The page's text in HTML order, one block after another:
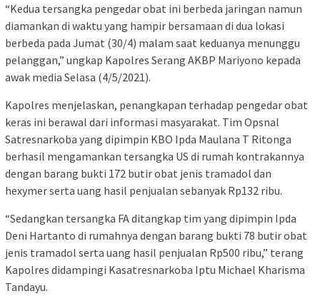
“Kedua tersangka pengedar obat ini berbeda jaringan namun
diamankan di waktu yang hampir bersamaan di dua lokasi
berbeda pada Jumat (30/4) malam saat keduanya menunggu
pelanggan,” ungkap Kapolres Serang AKBP Mariyono kepada
awak media Selasa (4/5/2021).
Kapolres menjelaskan, penangkapan terhadap pengedar obat
keras ini berawal dari informasi masyarakat. Tim Opsnal
Satresnarkoba yang dipimpin KBO Ipda Maulana T Ritonga
berhasil mengamankan tersangka US di rumah kontrakannya
dengan barang bukti 172 butir obat jenis tramadol dan
hexymer serta uang hasil penjualan sebanyak Rp132 ribu.
“Sedangkan tersangka FA ditangkap tim yang dipimpin Ipda
Deni Hartanto di rumahnya dengan barang bukti 78 butir obat
jenis tramadol serta uang hasil penjualan Rp500 ribu,” terang
Kapolres didampingi Kasatresnarkoba Iptu Michael Kharisma
Tandayu.